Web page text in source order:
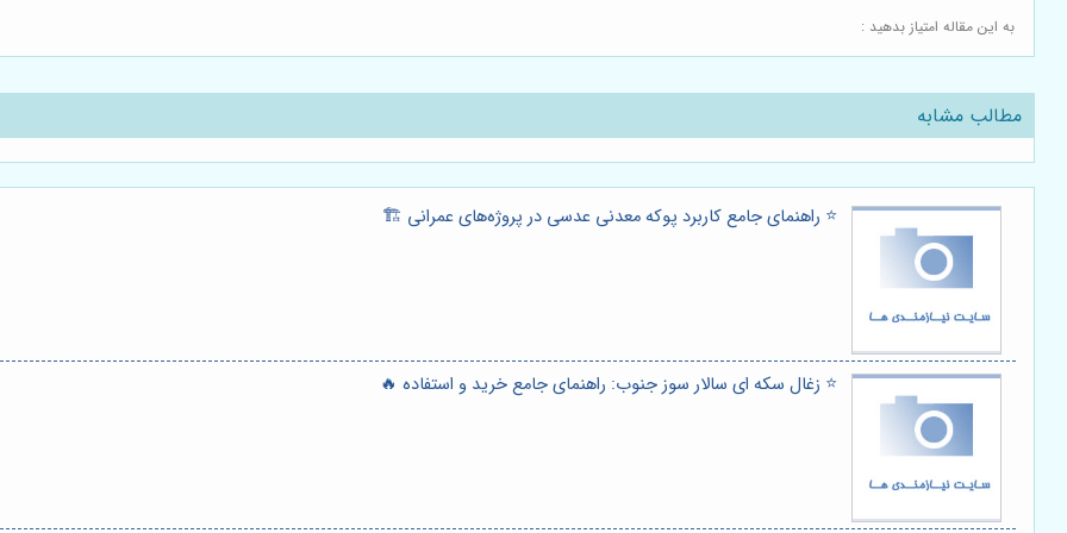
به این مقاله امتیاز بدهید :
مطالب مشابه
⭐️ راهنمای جامع کاربرد پوکه معدنی عدسی در پروژه‌های عمرانی 🏗️
⭐️ زغال سکه ای سالار سوز جنوب: راهنمای جامع خرید و استفاده 🔥